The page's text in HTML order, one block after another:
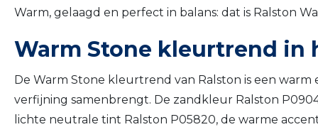
Warm, gelaagd en perfect in balans: dat is Ralston
Warm Stone kleurtrend in
De Warm Stone kleurtrend van Ralston is een
verfijning samenbrengt. De zandkleur Ralston
lichte neutrale tint Ralston P05820, de warme